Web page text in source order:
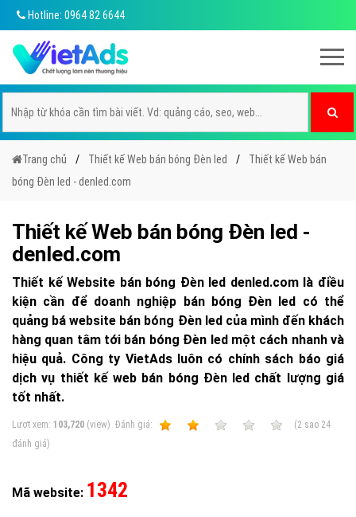
Hotline: 0964 82 6644
Trang chủ Thiết kế Web bán bóng Đèn led
Thiết kế Web bán
bóng Đèn led - denled.com
Thiết kế Web bán bóng Đèn led -
denled.com
Thiết kế Website bán bóng Đèn led denled.com là điều
kiện cần để doanh nghiệp bán bóng Đèn led có thể
quảng bá website bán bóng Đèn led của mình đến khách
hàng quan tâm tới bán bóng Đèn led một cách nhanh và
hiệu quả. Công ty VietAds luôn có chính sách báo giá
dịch vụ thiết kế web bán bóng Đèn led chất lượng giá
tốt nhất.
Lượt xem: 103,720 (view) Ðánh giá: (2 sao 24
đánh giá)
Mã website: 1342